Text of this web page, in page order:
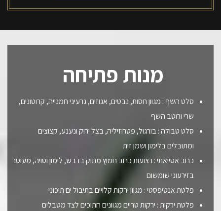
מנות פתיחה
סלט השף : מגוון חסות, נבטים, אגוזים, גרעיני חמנייה, קרוטונים,
שרי ורוטב השף
סלט טבולה : בורגול, פטרוזיליה, בצל ירוק ונענע, קצוצים
ומתובלים בלימון ושמן זית
כרוב אסייאתי : רצועות כרוב חמוץ מתוק בדבש, לימון וסויה, מעוטר
בזירעוני שומשום
פלטת אנטיפסטי : מגוון ירקות קלויים בתיבול ים תיכוני
פלטת ירקות : ירקות טריים מגוונים חתוכים לצד מטבלים